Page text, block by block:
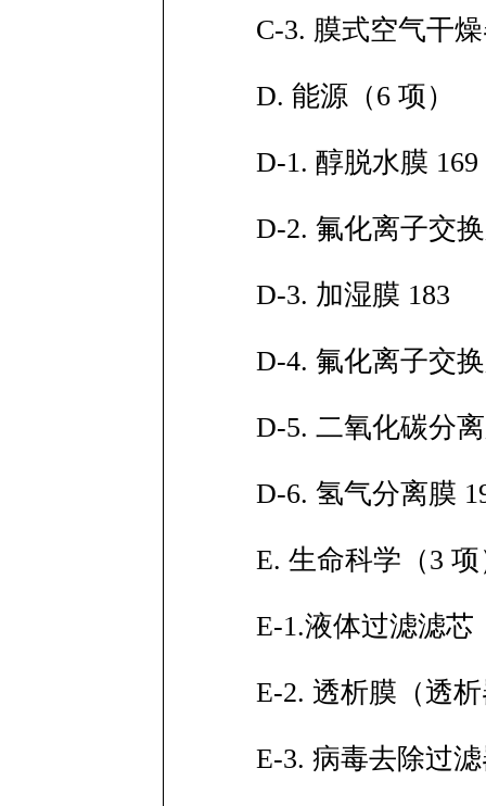
C-3. 膜式空气干
D. 能源（6 项）
D-1. 醇脱水膜 169
D-2. 氟化离子交
D-3. 加湿膜 183
D-4. 氟化离子交
D-5. 二氧化碳分
D-6. 氢气分离膜
E. 生命科学（3 项
E-1.液体过滤滤芯
E-2. 透析膜（透
E-3. 病毒去除过